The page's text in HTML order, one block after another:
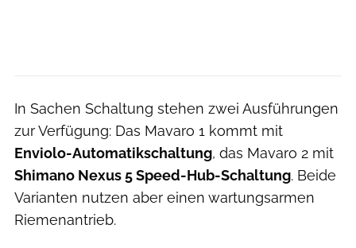
In Sachen Schaltung stehen zwei Ausführungen
zur Verfügung: Das Mavaro 1 kommt mit
Enviolo-Automatikschaltung, das Mavaro 2 mit
Shimano Nexus 5 Speed-Hub-Schaltung. Beide
Varianten nutzen aber einen wartungsarmen
Riemenantrieb.